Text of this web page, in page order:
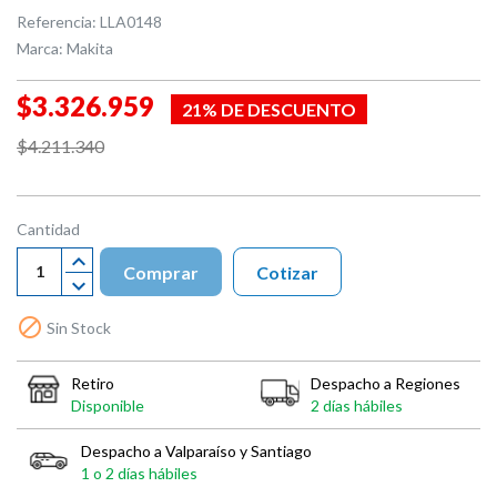
Referencia: LLA0148
Marca: Makita
$3.326.959
21% DE DESCUENTO
$4.211.340
Cantidad
Comprar
 Sin Stock
Cotizar
Retiro
Disponible
Despacho a Regiones
2 días hábiles
Despacho a Valparaíso y Santiago
1 o 2 días hábiles